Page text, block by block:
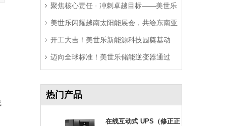
局拉美市场
聚焦核心责任 · 冲刺卓越目标——美世乐
2025年中会议圆满举行
美世乐闪耀越南太阳能展会，共绘东南亚
绿色能源新图景
开工大吉！美世乐新能源科技园奠基动
工，迈向全球绿色智造新征程
迈向全球标准！美世乐储能逆变器通过
热门产品
在线互动式 UPS（修正正